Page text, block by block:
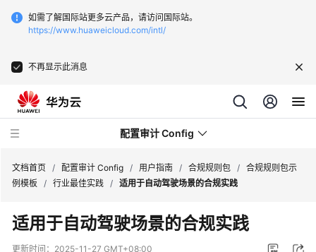
如需了解国际站更多云产品，请访问国际站。
https://www.huaweicloud.com/intl/
不再显示此消息
配置审计 Config
最
新
动
文档首页 / 配置审计 Config / 用户指南 / 合规规则包 / 合规规则包示
例模板
/ 行业最佳实践 / 适用于自动驾驶场景的合规实践
适用于自动驾驶场景的合规实践
更新时间： 2025-11-27 GMT+08:00